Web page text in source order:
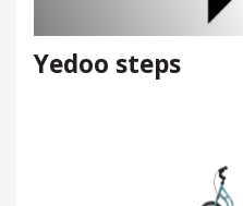
Yedoo steps